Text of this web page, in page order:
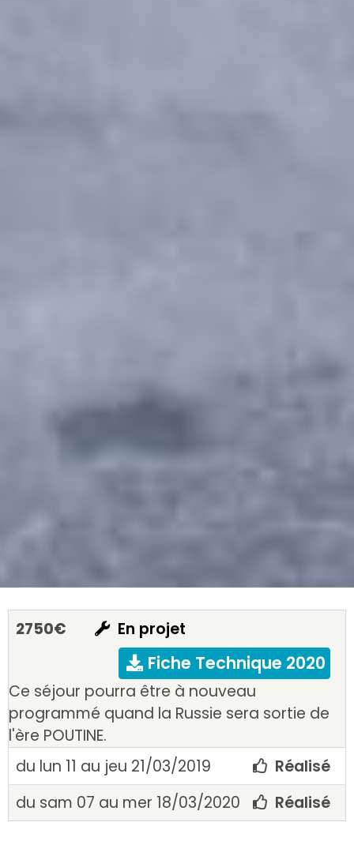
2750€ En projet
Fiche Technique 2020
Ce séjour pourra être à nouveau
programmé quand la Russie sera sortie de
l'ère POUTINE.
du lun 11 au jeu 21/03/2019
Réalisé
du sam 07 au mer 18/03/2020
Réalisé